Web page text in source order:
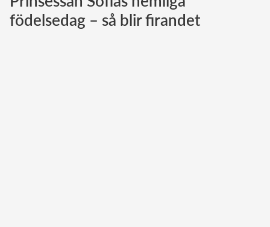
Norska kungahuset
födelsedag – så blir firandet